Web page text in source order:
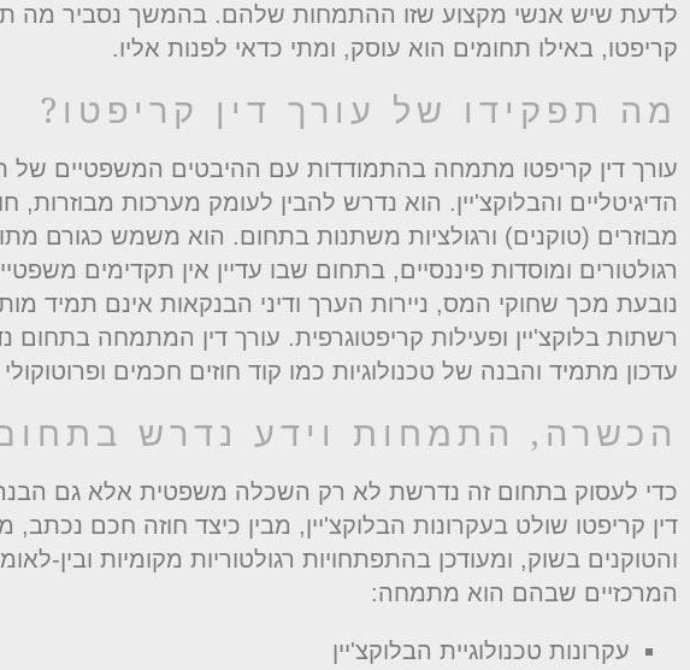
לדעת שיש אנשי מקצוע שזו ההתמחות שלהם. בהמשך נסביר מה
קריפטו, באילו תחומים הוא עוסק, ומתי כדאי לפנות אליו.
מה תפקידו של עורך דין קריפטו?
עורך דין קריפטו מתמחה בהתמודדות עם ההיבטים המשפטיים
הדיגיטליים והבלוקצ'יין. הוא נדרש להבין לעומק מערכות מבוזרות,
מבוזרים (טוקנים) ורגולציות משתנות בתחום. הוא משמש כגורם
רגולטורים ומוסדות פיננסיים, בתחום שבו עדיין אין תקדימים
נובעת מכך שחוקי המס, ניירות הערך ודיני הבנקאות אינם תמיד
רשתות בלוקצ'יין ופעילות קריפטוגרפית. עורך דין המתמחה בתחום
עדכון מתמיד והבנה של טכנולוגיות כמו קוד חוזים חכמים ופרוטוקולי
הכשרה, התמחות וידע נדרש
כדי לעסוק בתחום זה נדרשת לא רק השכלה משפטית אלא גם הבנה
דין קריפטו שולט בעקרונות הבלוקצ'יין, מבין כיצד חוזה חכם
והטוקנים בשוק, ומעודכן בהתפתחויות רגולטוריות מקומיות ובין-
המרכזיים שבהם הוא מתמחה:
עקרונות טכנולוגיית הבלוקצ'יין